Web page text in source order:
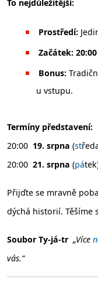
To nejdůležitější:
Prostředí:
Začátek:
Bonus:
u vstupu.
Termíny představení:
20:00 19. srpna (st
20:00 21. srpna (pá
Přijďte se mravně
dýchá historií. Těšíme
Soubor Ty-já-tr „Více
vás.“